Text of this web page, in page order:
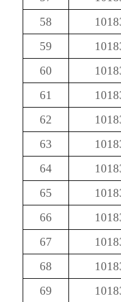
58
59
60
61
62
63
64
65
66
67
68
69